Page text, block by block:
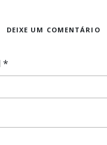
DEIXE UM COMENTÁRIO
*